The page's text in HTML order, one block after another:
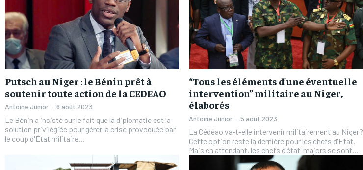
Putsch au Niger : le Bénin prêt à
soutenir toute action de la CEDEAO
Antoine Junior - 6 août 2023
Le Bénin a insisté sur le fait que la diplomatie est la
solution privilégiée pour gérer la crise provoquée par
le coup d'État militaire...
“Tous les éléments d’une éventuelle
intervention” militaire au Niger,
élaborés
Antoine Junior - 5 août 2023
La Cédéao va-t-elle intervenir militairement au Niger?
Cette option reste la dernière pour les chefs d'Etat.
Mais en attendant, les chefs d'état-majors se sont...